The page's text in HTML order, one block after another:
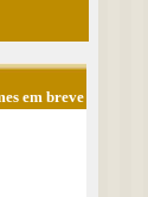
em breve